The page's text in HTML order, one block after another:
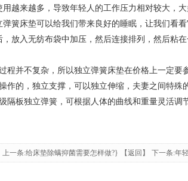
来越多，导致年轻人的工作压力相对较大，
簧床垫可以给我们带来良好的睡眠，让我们看
入无纺布袋中加压，然后连接排列，然后粘
不复杂，所以独立弹簧床垫在价格上一定要
，独立支撑，可以独立伸缩，夫妻之间特殊
板独立弹簧，可根据人体的曲线和重量灵活调
上一条:给床垫除螨抑菌需要怎样做?} 【返回】 下一条:年